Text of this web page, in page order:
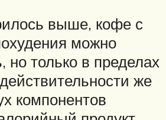
выше, кофе с
можно
но только в пределах
же
компонентов